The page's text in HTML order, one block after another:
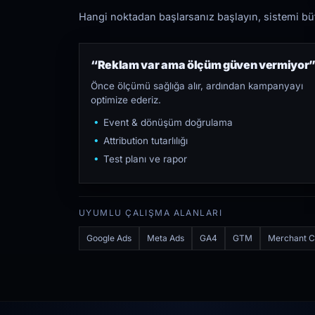
Hangi noktadan başlarsanız başlayın, sistemi
“Reklam var ama ölçüm güven
Önce ölçümü sağlığa alır, ardından kampanyayı
optimize ederiz.
Event & dönüşüm doğrulama
Attribution tutarlılığı
Test planı ve rapor
UYUMLU ÇALIŞMA ALANLARI
Google Ads Meta Ads GA4 GTM Merchant